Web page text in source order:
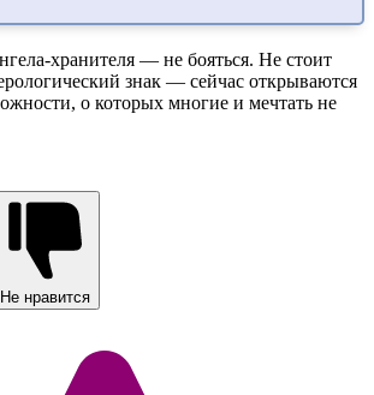
хранителя — не бояться. Не стоит
знак — сейчас открываются
о которых многие и мечтать не
Не нравится